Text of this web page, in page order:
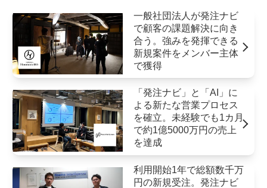
一般社団法人が発注ナビ
で顧客の課題解決に向き
合う。強みを発揮できる
新規案件をメンバー主体
で獲得
「発注ナビ」と「AI」に
よる新たな営業プロセス
を確立。未経験でも1カ月
で約1億5000万円の売上
を達成
利用開始1年で総額数千万
円の新規受注。発注ナビ